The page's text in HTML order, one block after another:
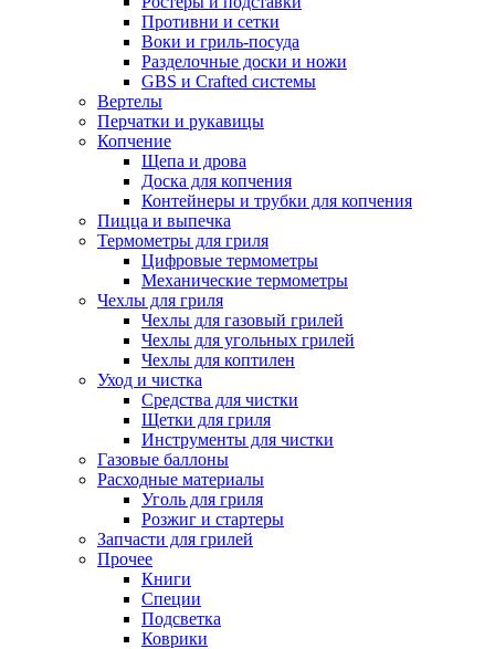
Противни и сетки
Воки и гриль-посуда
Разделочные доски и ножи
GBS и Crafted системы
Вертелы
Перчатки и рукавицы
Копчение
Щепа и дрова
Доска для копчения
Контейнеры и трубки для копчения
Пицца и выпечка
Термометры для гриля
Цифровые термометры
Механические термометры
Чехлы для гриля
Чехлы для газовый грилей
Чехлы для угольных грилей
Чехлы для коптилен
Уход и чистка
Средства для чистки
Щетки для гриля
Инструменты для чистки
Газовые баллоны
Расходные материалы
Уголь для гриля
Розжиг и стартеры
Запчасти для грилей
Прочее
Книги
Специи
Подсветка
Коврики